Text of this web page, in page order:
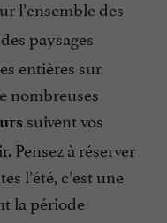
l’ensemble des
paysages
entières sur
nombreuses
suivent vos
Pensez à réserver
l’été, c’est une
la période